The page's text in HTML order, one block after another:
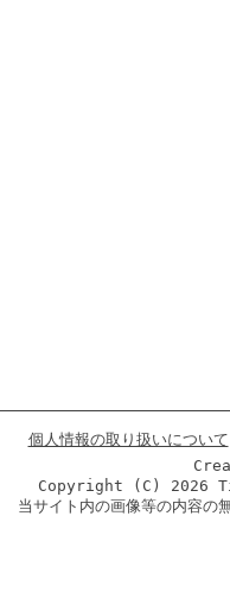
個人情報の取り扱いについて
Copyright (C) 2026
当サイト内の画像等の内容の